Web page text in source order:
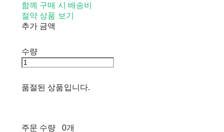
함께 구매 시 배송비
절약 상품 보기
추가 금액
수량
품절된 상품입니다.
주문 수량
0개